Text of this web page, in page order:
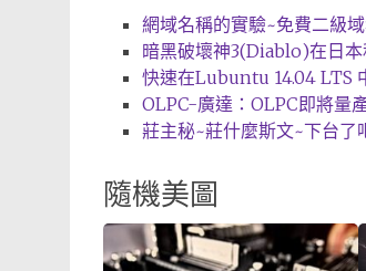
網域名稱的實驗~免費二級
暗黑破壞神3(Diablo)在日
快速在Lubuntu 14.04
OLPC-廣達：OLPC即將量
莊主秘~莊什麼斯文~下台
隨機美圖